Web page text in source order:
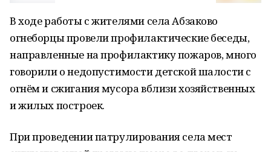
В ходе работы с жителями села Абзаково
огнеборцы провели профилактические беседы,
направленные на профилактику пожаров, много
говорили о недопустимости детской шалости с
огнём и сжигания мусора вблизи хозяйственных
и жилых построек.
При проведении патрулирования села мест